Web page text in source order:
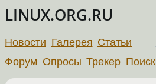
LINUX.ORG.RU
Новости Галерея Статьи
Форум Опросы Трекер Поиск